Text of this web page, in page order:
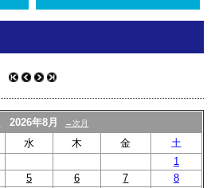
2026年8月 →次月
水 木 金
土
1
5 6 7
8